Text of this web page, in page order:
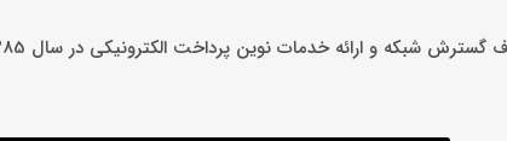
شبکه و ارائه خدمات نوین پرداخت الکترونیکی در سال 1385 تاسیس شد.